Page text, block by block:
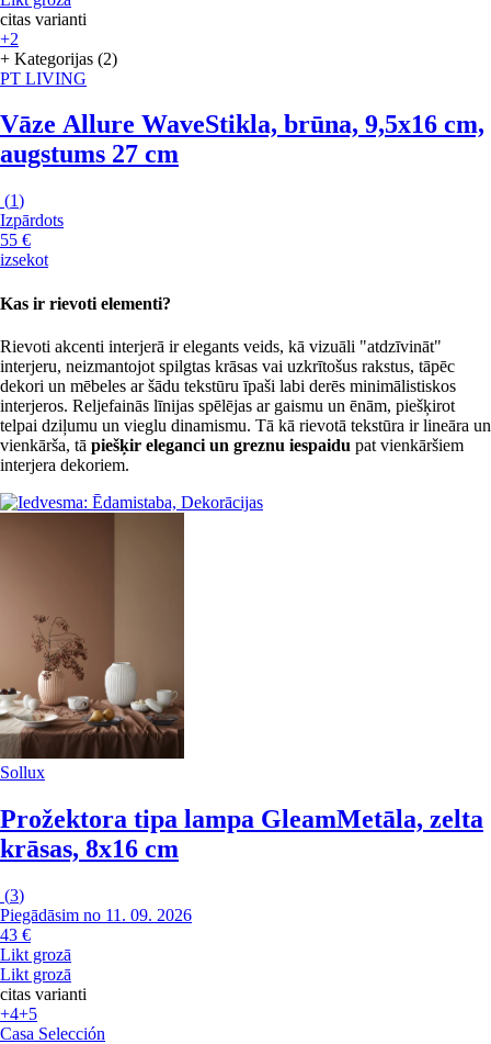
citas varianti
+2
+ Kategorijas (2)
PT LIVING
Vāze Allure WaveStikla, brūna, 9,5x16 cm,
augstums 27 cm
(1)
Izpārdots
55 €
izsekot
Kas ir rievoti elementi?
Rievoti akcenti interjerā ir elegants veids, kā vizuāli "atdzīvināt"
interjeru, neizmantojot spilgtas krāsas vai uzkrītošus rakstus, tāpēc
dekori un mēbeles ar šādu tekstūru īpaši labi derēs minimālistiskos
interjeros. Reljefainās līnijas spēlējas ar gaismu un ēnām, piešķirot
telpai dziļumu un vieglu dinamismu. Tā kā rievotā tekstūra ir lineāra un
vienkārša, tā piešķir eleganci un greznu iespaidu pat vienkāršiem
interjera dekoriem.
Sollux
Prožektora tipa lampa GleamMetāla, zelta
krāsas, 8x16 cm
(3)
Piegādāsim no 11. 09. 2026
43 €
Likt grozā
Likt grozā
citas varianti
+4+5
Casa Selección